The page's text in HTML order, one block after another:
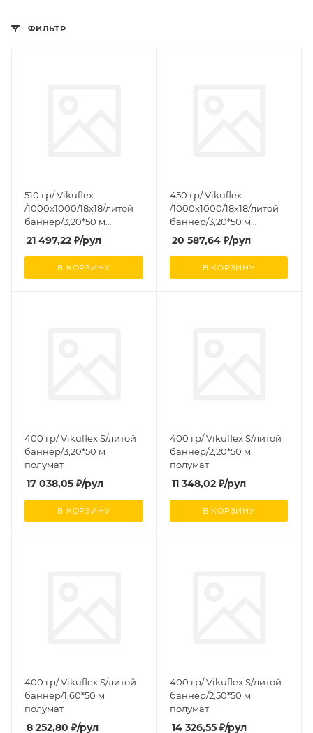
ФИЛЬТР
510 гр/ Vikuflex
/1000x1000/18x18/литой
баннер/3,20*50 м
полумат
21 497,22 ₽/рул
В КОРЗИНУ
450 гр/ Vikuflex
/1000x1000/18x18/литой
баннер/3,20*50 м
полумат
20 587,64₽/рул
В КОРЗИНУ
400 гр/ Vikuflex S/литой
баннер/3,20*50 м
полумат
17 038,05 ₽/рул
В КОРЗИНУ
400 гр/ Vikuflex S/литой
баннер/2,20*50 м
полумат
11 348,02₽/рул
В КОРЗИНУ
400 гр/ Vikuflex S/литой
баннер/1,60*50 м
полумат
8 252,80 ₽/рул
400 гр/ Vikuflex S/литой
баннер/2,50*50 м
полумат
14 326,55₽/рул